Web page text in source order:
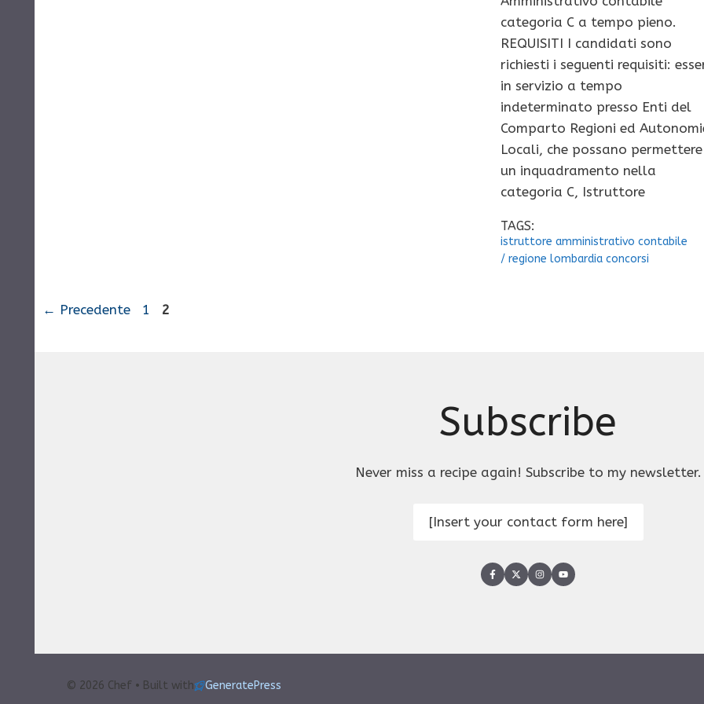
categoria C a tempo pieno.
REQUISITI I candidati sono
richiesti i seguenti requisiti:
in servizio a tempo
indeterminato presso Enti del
Comparto Regioni ed
Locali, che possano permettere
un inquadramento nella
categoria C, Istruttore
TAGS:
istruttore amministrativo contabile
/regione lombardia concorsi
← Precedente Pagina
1 Pagina
2
Subscribe
Never miss a recipe again! Subscribe to my newsletter.
[Insert your contact form here]
© 2026 Chef • Built with GeneratePress